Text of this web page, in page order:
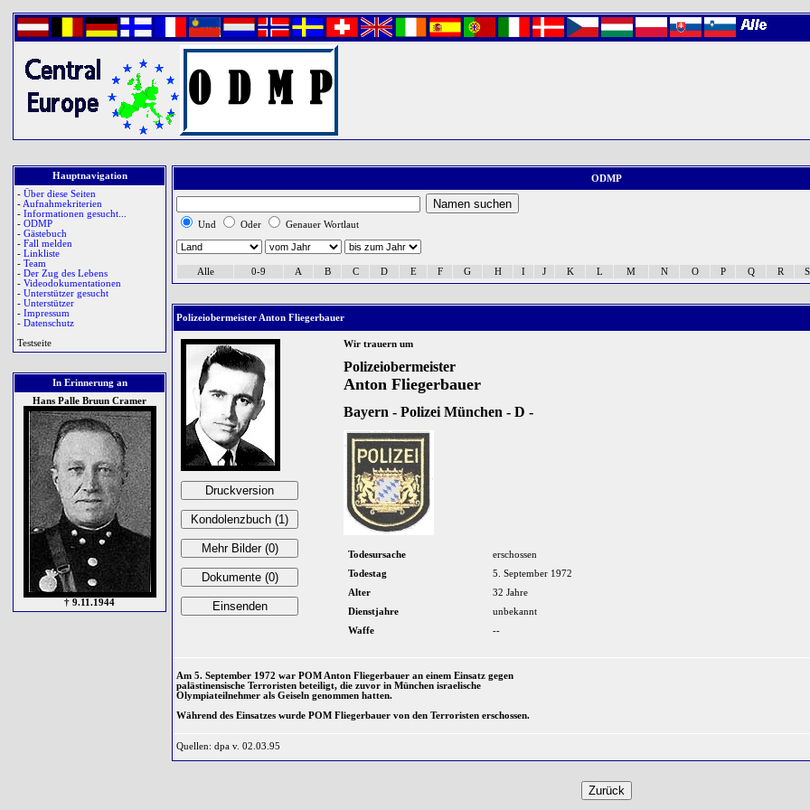
Hauptnavigation
- Über diese Seiten
- Aufnahmekriterien
- Informationen gesucht...
- ODMP
- Gästebuch
- Fall melden
- Linkliste
- Team
- Der Zug des Lebens
- Videodokumentationen
- Unterstützer gesucht
- Unterstützer
- Impressum
- Datenschutz
Testseite
In Erinnerung an
Hans Palle Bruun Cramer
† 9.11.1944
ODMP
Und Oder Genauer Wortlaut
Alle 0-9 A B C D E F G H I J K L M N O P Q R S
Polizeiobermeister Anton Fliegerbauer
Wir trauern um
Polizeiobermeister
Anton Fliegerbauer
Bayern - Polizei München - D -
Todesursache
erschossen
Todestag
5. September 1972
Alter
32 Jahre
Dienstjahre
unbekannt
Waffe
--
Am 5. September 1972 war POM Anton Fliegerbauer an einem Einsatz gegen
palästinensische Terroristen beteiligt, die zuvor in München israelische
Olympiateilnehmer als Geiseln genommen hatten.
Während des Einsatzes wurde POM Fliegerbauer von den Terroristen erschossen.
Quellen: dpa v. 02.03.95